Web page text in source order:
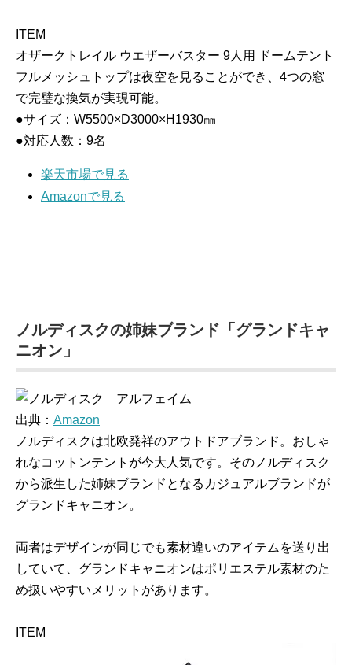
ITEM
オザークトレイル ウエザーバスター 9人用 ドームテント
フルメッシュトップは夜空を見ることができ、4つの窓
で完璧な換気が実現可能。
●サイズ：W5500×D3000×H1930㎜
●対応人数：9名
楽天市場で見る
Amazonで見る
ノルディスクの姉妹ブランド「グランドキャ
ニオン」
出典： Amazon
ノルディスクは北欧発祥のアウトドアブランド。おしゃ
れなコットンテントが今大人気です。そのノルディスク
から派生した姉妹ブランドとなるカジュアルブランドが
グランドキャニオン。
両者はデザインが同じでも素材違いのアイテムを送り出
していて、グランドキャニオンはポリエステル素材のた
め扱いやすいメリットがあります。
ITEM